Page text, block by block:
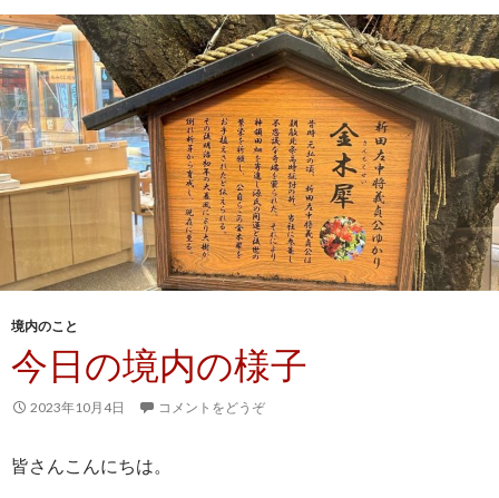
境内のこと
今日の境内の様子
2023年10月4日 コメントをどうぞ
皆さんこんにちは。